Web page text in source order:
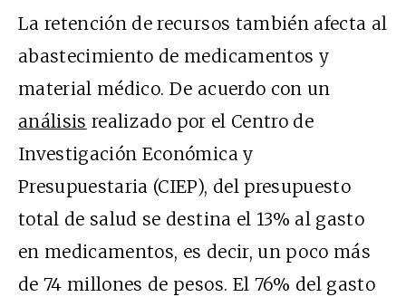
La retención de recursos también afecta al
abastecimiento de medicamentos y
material médico. De acuerdo con un
análisis realizado por el Centro de
Investigación Económica y
Presupuestaria (CIEP), del presupuesto
total de salud se destina el 13% al gasto
en medicamentos, es decir, un poco más
de 74 millones de pesos. El 76% del gasto